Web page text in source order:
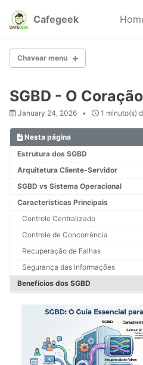
Pular
para
primária
Pular
para
Pular
para
Cafegeek
Chavear menu
1.2. Dados, Informação e Conhecimento
1.3. SGBD - O Coração do PostgreSQL
1.4. Abstração de Dados
1.5. Modelos de Dados
1.6. O que é regras de negócio?
1.7. Perfis de Usuários de BD
2.2. Primeiros Passos no PostgreSQL
3.1. Modelo de Entidade e Relacionamento
3.2. Restrições de Integridade
3.3.Chave Primaria
3.5. Integridade Referencial e
3.6. Dependência de Existência
3.7.Agregação
SGBD - O
January 24, 2026 1 minuto(s)
Nesta página
Estrutura dos SGBD
Arquitetura Cliente-Servidor
SGBD vs Sistema Operacional
Características Principais
Controle Centralizado
Controle de Concorrência
Recuperação de Falhas
Segurança das Informações
Benefícios dos SGBD